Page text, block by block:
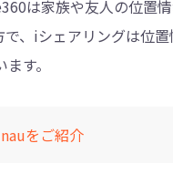
は家族や友人の位置
、iシェアリングは位
す。
をご紹介